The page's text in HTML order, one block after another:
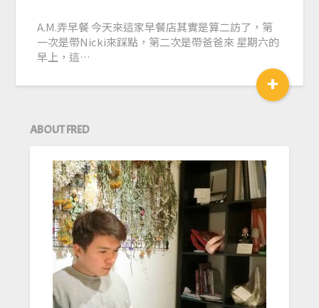
A.M.弄早餐 今天來這家早餐店其實是算二訪了，第
一次是帶Nicki來踩點，第二次是帶爸爸來 星期六的
早上，這…
+
ABOUT FRED